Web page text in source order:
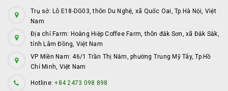
Trụ sở: Lô E18-DG03, thôn Du Nghệ, xã Quốc Oai, Tp.Hà Nội, Việt
Nam
Địa chỉ Farm: Hoàng Hiệp Coffee Farm, thôn đắk Sơn, xã Đắk Sắk,
tỉnh Lâm Đồng, Việt Nam
VP Miền Nam: 46/1 Trần Thị Năm, phường Trung Mỹ Tây, Tp.Hồ
Chí Minh, Việt Nam
Hotline:+84 2473 098 898